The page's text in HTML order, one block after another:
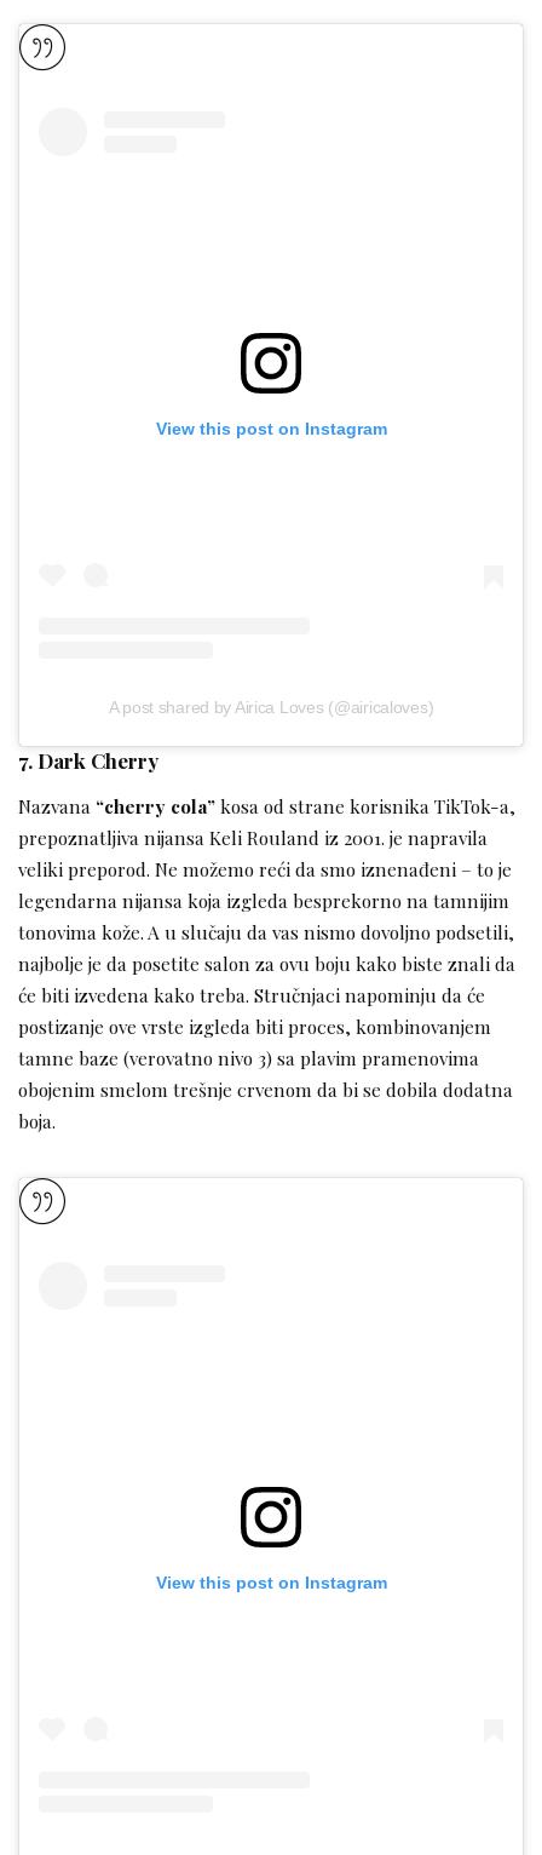
View this post on Instagram
A post shared by Airica Loves (@airicaloves)
7. Dark Cherry
Nazvana “cherry cola”kosa od strane korisnika TikTok-a,
prepoznatljiva nijansa Keli Rouland iz 2001. je napravila
veliki preporod. Ne možemo reći da smo iznenađeni – to je
legendarna nijansa koja izgleda besprekorno na tamnijim
tonovima kože. A u slučaju da vas nismo dovoljno podsetili,
najbolje je da posetite salon za ovu boju kako biste znali da
će biti izvedena kako treba. Stručnjaci napominju da će
postizanje ove vrste izgleda biti proces, kombinovanjem
tamne baze (verovatno nivo 3) sa plavim pramenovima
obojenim smelom trešnje crvenom da bi se dobila dodatna
boja.
View this post on Instagram